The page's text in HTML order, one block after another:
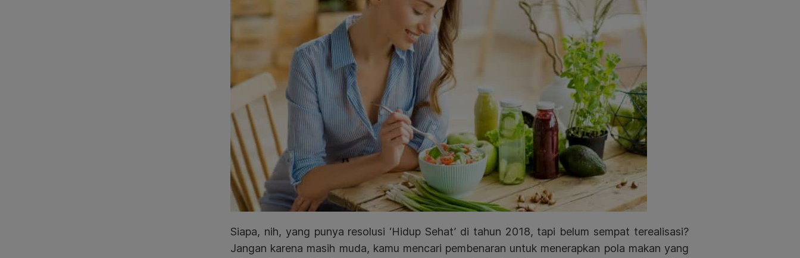
Siapa, nih, yang punya resolusi ‘Hidup Sehat’ di tahun 2018, tapi belum sempat terealisasi?
Jangan karena masih muda, kamu mencari pembenaran untuk menerapkan pola makan yang